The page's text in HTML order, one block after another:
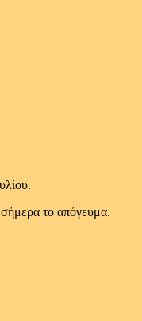
το απόγευμα.